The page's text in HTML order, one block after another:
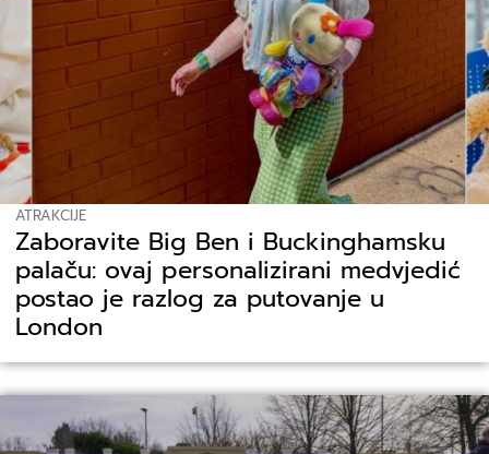
ATRAKCIJE
Zaboravite Big Ben i Buckinghamsku
palaču: ovaj personalizirani medvjedić
postao je razlog za putovanje u
London